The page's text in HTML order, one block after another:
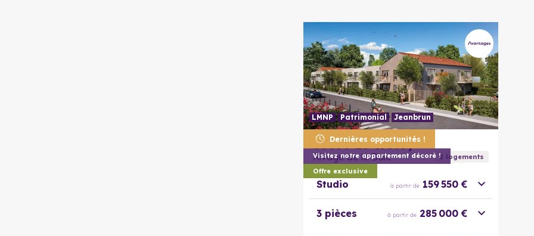
Dernières opportunités !
Visitez notre appartement décoré !
Offre exclusive
LMNP Patrimonial Jeanbrun
80550 Le Crotoy
Rivage de la Baie 2 logements
Studio à partir de 159 550 €
3 pièces à partir de 285 000 €